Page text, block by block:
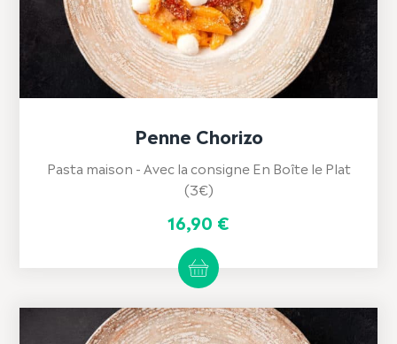
Penne Chorizo
Pasta maison - Avec la consigne En Boîte le Plat
(3€)
16,90 €